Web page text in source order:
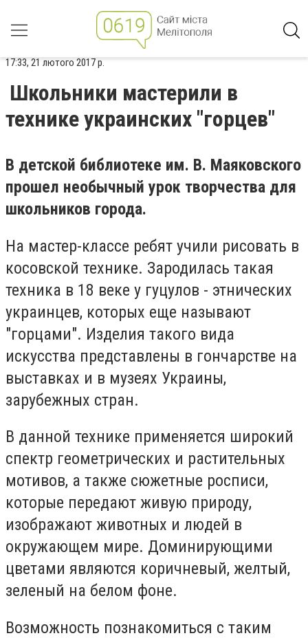
17:33, 21 лютого 2017 р.
Школьники мастерили в
технике украинских "горцев"
В детской библиотеке им. В. Маяковского
прошел необычный урок творчества для
школьников города.
На мастер-классе ребят учили рисовать в
косовской технике. Зародилась такая
техника в 18 веке у гуцулов - этнических
украинцев, которых еще называют
"горцами". Изделия такого вида
искусства представлены в гончарстве на
выставках и в музеях Украины,
зарубежных стран.
В данной технике применяется широкий
спектр геометрических и растительных
мотивов, а также сюжетные росписи,
которые передают живую природу,
изображают животных и людей в
окружающем мире. Доминирующими
цветами являются коричневый, желтый,
зеленый на белом фоне.
Возможность познакомиться с таким